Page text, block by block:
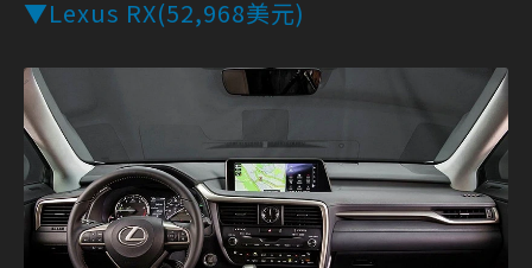
▼Lexus RX(52,968美元)